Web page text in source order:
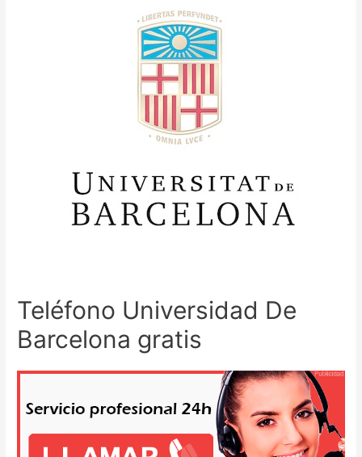
Teléfono Universidad De
Barcelona gratis